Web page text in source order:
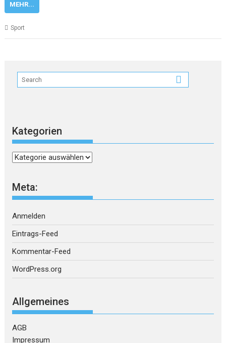
MEHR...
Sport
Kategorien
Kategorien
Meta:
Anmelden
Eintrags-Feed
Kommentar-Feed
WordPress.org
Allgemeines
AGB
Impressum